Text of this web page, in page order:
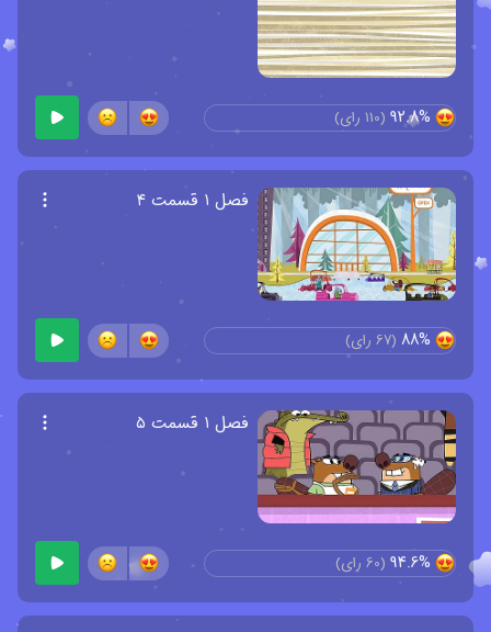
92.8%
(
110 رای)
فصل ۱ قسمت ۴
88%
(
67 رای)
فصل ۱ قسمت ۵
94.6%
(
60 رای)